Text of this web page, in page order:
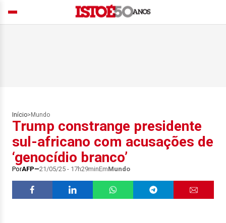
Início> Mundo
Trump constrange presidente
sul-africano com acusações de
‘genocídio branco’
PorAFP 21/05/25 - 17h29minEmMundo